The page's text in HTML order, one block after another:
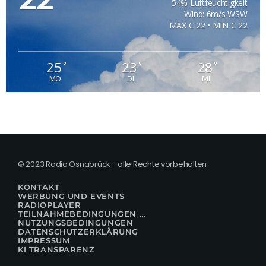
54% Luftfeuchtigkeit
Wind: 6m/s WSW
MAX C 22 • MIN C 22
25°
MO
23°
DI
28°
MI
© 2023 Radio Osnabrück - alle Rechte vorbehalten
KONTAKT
WERBUNG UND EVENTS
RADIOPLAYER
TEILNAHMEBEDINGUNGEN FÜR GEWINNSPIELE
NUTZUNGSBEDINGUNGEN
DATENSCHUTZERKLÄRUNG
IMPRESSUM
KI TRANSPARENZ